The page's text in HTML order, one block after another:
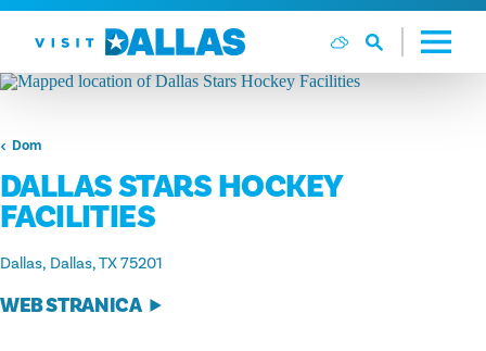
Preskoči na sadržaj
Dom
DALLAS STARS HOCKEY
FACILITIES
Dallas Dallas, TX 75201
WEB STRANICA